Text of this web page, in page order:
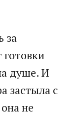
за
душе. И
застыла с
не